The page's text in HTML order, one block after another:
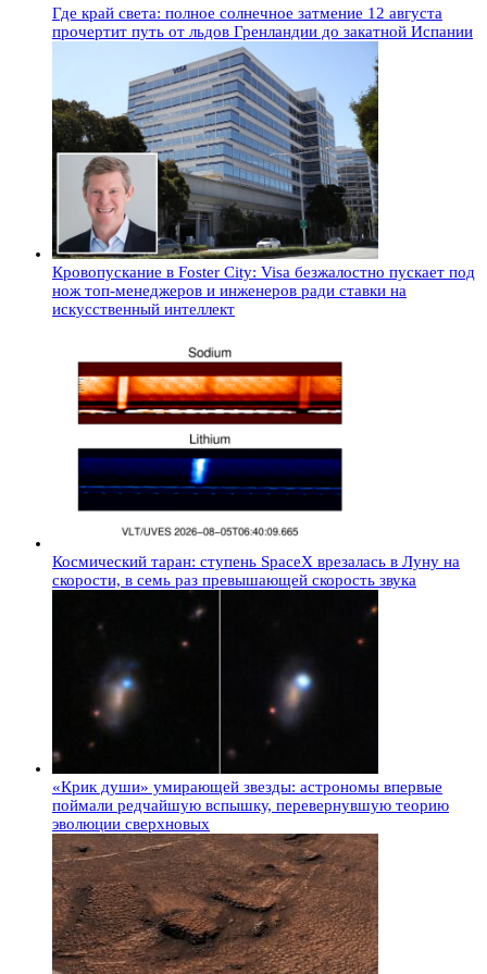
Где край света: полное солнечное затмение 12 августа
прочертит путь от льдов Гренландии до закатной Испании
Кровопускание в Foster City: Visa безжалостно пускает под
нож топ-менеджеров и инженеров ради ставки на
искусственный интеллект
Космический таран: ступень SpaceX врезалась в Луну на
скорости, в семь раз превышающей скорость звука
«Крик души» умирающей звезды: астрономы впервые
поймали редчайшую вспышку, перевернувшую теорию
эволюции сверхновых